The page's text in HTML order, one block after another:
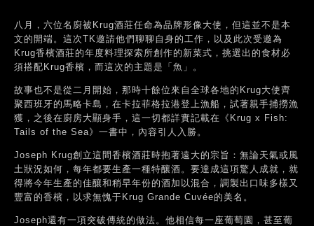
八月，六位名廚被Krug酒莊任命為品牌形像大使，但這並不是本
文的開端。這次TK邀請他們聊聊自身的工作，以及此次受邀為
Krug香檳酒莊的年度料理探索所創作的新菜式，挑選出的食材必
須搭配Krug香檳，而這次的主題是「魚」。
故事也不是從二月開始，那時十餘位來自全球各地的Krug大使齊
聚西班牙的馬略卡島，在卡拉菲格拉港登上漁船，試著親手捕撈漁
獲，之後在廚房大顯身手，這一切都詳實記載在《Krug x Fish:
Tails of the Sea》一書中，內容引人入勝。
Joseph Krug創立這間香檳酒莊時抱著遠大的宗旨：無論天氣或風
土狀況如何，每年都要生產一種特釀酒。要達成這項驚人成就，就
得將今年生產的佳釀和稍早年份的酒加以混合，調製出口味多樣又
豐富的香檳，以求無愧于Krug Grande Cuvée的美名。
Joseph還有一項突破傳統的做法。他相信每一座葡萄園，甚至葡